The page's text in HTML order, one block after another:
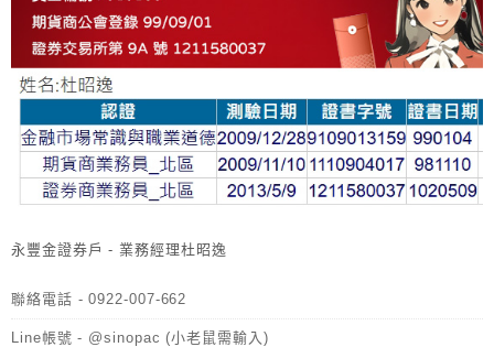
永豐金證券戶 - 業務經理杜昭逸
聯絡電話 - 0922-007-662
Line帳號 - @sinopac (小老鼠需輸入)